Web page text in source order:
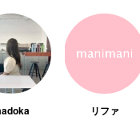
リファ